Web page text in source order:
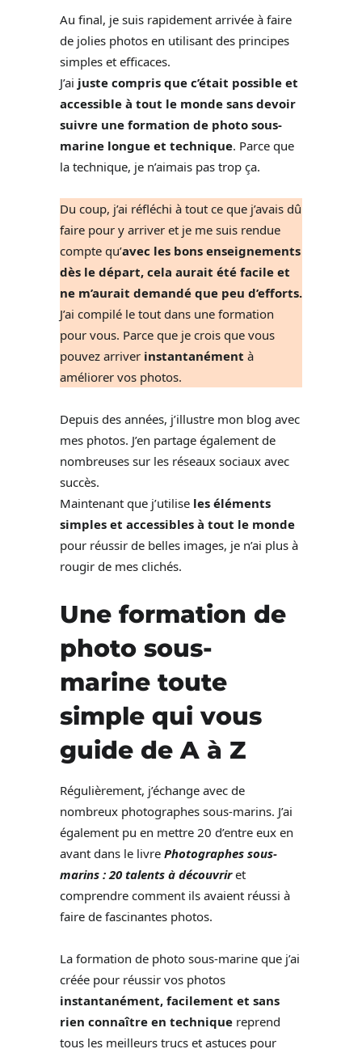
Au final, je suis rapidement arrivée à faire
de jolies photos en utilisant des principes
simples et efficaces.
J’ai juste compris que c’était possible et
accessible à tout le monde sans devoir
suivre une formation de photo sous-
marine longue et technique. Parce que
la technique, je n’aimais pas trop ça.
Du coup, j’ai réfléchi à tout ce que j’avais dû
faire pour y arriver et je me suis rendue
compte qu’avec les bons enseignements
dès le départ, cela aurait été facile et
ne m’aurait demandé que peu d’efforts.
J’ai compilé le tout dans une formation
pour vous. Parce que je crois que vous
pouvez arriver instantanément à
améliorer vos photos.
Depuis des années, j’illustre mon blog avec
mes photos. J’en partage également de
nombreuses sur les réseaux sociaux avec
succès.
Maintenant que j’utilise les éléments
simples et accessibles à tout le monde
pour réussir de belles images, je n’ai plus à
rougir de mes clichés.
Une formation de
photo sous-
marine toute
simple qui vous
guide de A à Z
Régulièrement, j’échange avec de
nombreux photographes sous-marins. J’ai
également pu en mettre 20 d’entre eux en
avant dans le livre Photographes sous-
marins : 20 talents à découvriret
comprendre comment ils avaient réussi à
faire de fascinantes photos.
La formation de photo sous-marine que j’ai
créée pour réussir vos photos
instantanément, facilement et sans
rien connaître en technique reprend
tous les meilleurs trucs et astuces pour